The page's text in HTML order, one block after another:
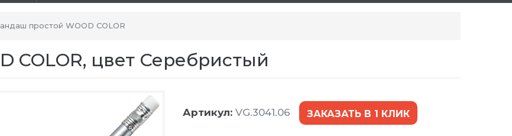
простой WOOD COLOR
COLOR, цвет Серебристый
Артикул: VG.3041.06 ЗАКАЗАТЬ В 1 КЛИК